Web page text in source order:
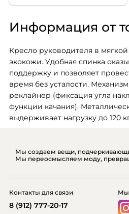
Информация от
Кресло руководителя в
экокожи. Удобная спинка
поддержку и позволяет
время без усталости.
реклайнер (фиксация угла
функции качания).
выдерживает нагрузку до 120
Мы создаем вещи,
Мы переосмысляем моду,
Мы
Контакты для связи
8 (912) 777-20-17